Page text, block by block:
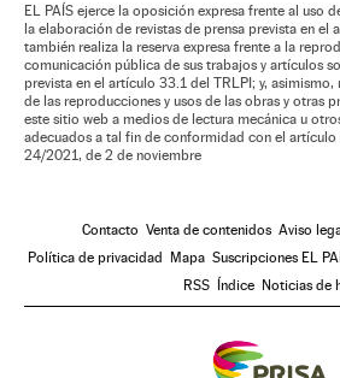
EL PAÍS ejerce la oposición expresa frente al uso
la elaboración de revistas de prensa prevista en el
también realiza la reserva expresa frente a la
comunicación pública de sus trabajos y artículos
prevista en el artículo 33.1 del TRLPI; y, asimismo,
de las reproducciones y usos de las obras y otras
este sitio web a medios de lectura mecánica u
adecuados a tal fin de conformidad con el artículo
24/2021, de 2 de noviembre
Contacto Venta de contenidos Aviso
Política de privacidad Mapa Suscripciones EL
RSS Índice Noticias de